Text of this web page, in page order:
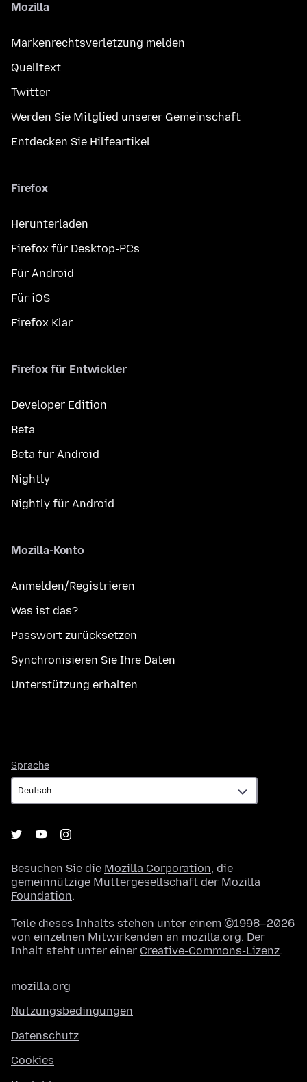
Mozilla
Markenrechtsverletzung melden
Quelltext
Twitter
Werden Sie Mitglied unserer Gemeinschaft
Entdecken Sie Hilfeartikel
Firefox
Herunterladen
Firefox für Desktop-PCs
Für Android
Für iOS
Firefox Klar
Firefox für Entwickler
Developer Edition
Beta
Beta für Android
Nightly
Nightly für Android
Mozilla-Konto
Anmelden/Registrieren
Was ist das?
Passwort zurücksetzen
Synchronisieren Sie Ihre Daten
Unterstützung erhalten
Sprache
Besuchen Sie die Mozilla Corporation, die
gemeinnützige Muttergesellschaft der Mozilla
Foundation.
Teile dieses Inhalts stehen unter einem ©1998–2026
von einzelnen Mitwirkenden an mozilla.org. Der
Inhalt steht unter einer Creative-Commons-Lizenz.
mozilla.org
Nutzungsbedingungen
Datenschutz
Cookies